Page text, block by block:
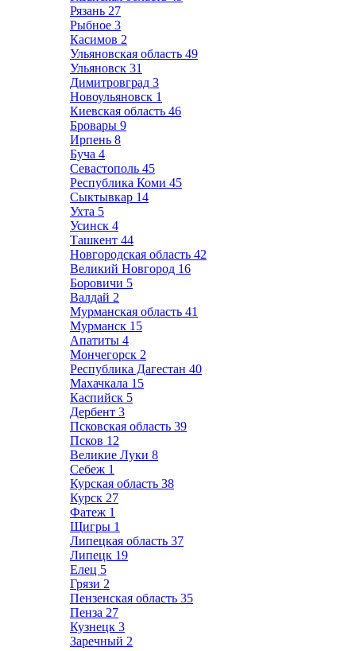
Рязань 27
Рыбное 3
Касимов 2
Ульяновская область 49
Ульяновск 31
Димитровград 3
Новоульяновск 1
Киевская область 46
Бровары 9
Ирпень 8
Буча 4
Севастополь 45
Республика Коми 45
Сыктывкар 14
Ухта 5
Усинск 4
Ташкент 44
Новгородская область 42
Великий Новгород 16
Боровичи 5
Валдай 2
Мурманская область 41
Мурманск 15
Апатиты 4
Мончегорск 2
Республика Дагестан 40
Махачкала 15
Каспийск 5
Дербент 3
Псковская область 39
Псков 12
Великие Луки 8
Себеж 1
Курская область 38
Курск 27
Фатеж 1
Щигры 1
Липецкая область 37
Липецк 19
Елец 5
Грязи 2
Пензенская область 35
Пенза 27
Кузнецк 3
Заречный 2